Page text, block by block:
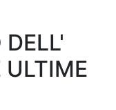
ULTIME